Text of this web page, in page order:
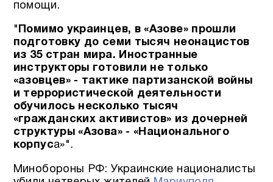
помощи.
"
Помимо украинцев, в «Азове» прошли
подготовку до семи тысяч неонацистов
из 35 стран мира. Иностранные
инструкторы готовили не только
«азовцев» - тактике партизанской войны
и террористической деятельности
обучилось несколько тысяч
«гражданских активистов» из дочерней
структуры «Азова» - «Национального
корпуса»".
Минобороны РФ: Украинские националисты